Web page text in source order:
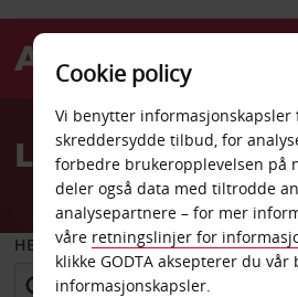
Welcome
AvisLeiebil Fairview
HENT FRA
Cookie policy
Vi benytter informasjonskapsler
skreddersydde tilbud, for
forbedre brukeropplevelsen på
deler også data med tiltrodde
analysepartnere – for mer
våre retningslinjer for
klikke GODTA aksepterer du vår
informasjonskapsler.